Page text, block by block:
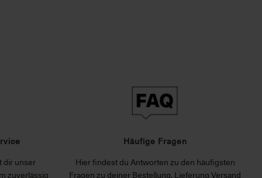
dir unser
zuverlässig
Häufige Fragen
Hier findest du Antworten zu den häufigsten
Fragen zu deiner Bestellung, Lieferung Versand